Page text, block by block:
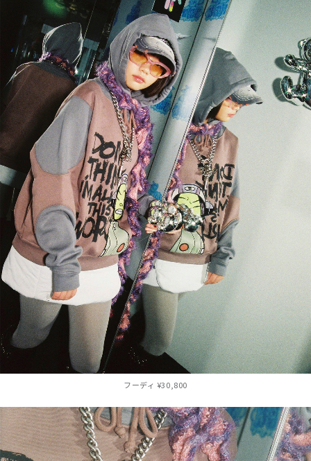
フーディ ¥30,800